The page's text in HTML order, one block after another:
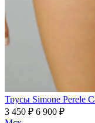
Трусы Simone Perele
3 450 ₽ 6 900 ₽